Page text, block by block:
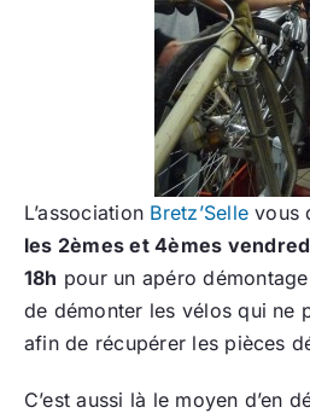
L’association Bretz’Selle vous
les 2èmes et 4èmes
18h pour un apéro
de démonter les vélos qui ne
afin de récupérer les pièces
C’est aussi là le moyen d’en